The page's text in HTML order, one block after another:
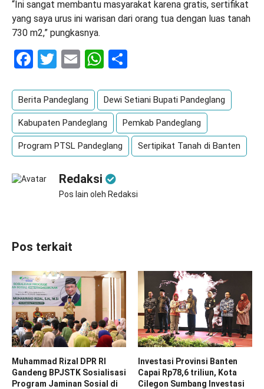
“Ini sangat membantu masyarakat karena gratis, sertifikat
yang saya urus ini warisan dari orang tua dengan luas tanah
730 m2,” pungkasnya.
Facebook
Twitter
EmailWhatsApp
Berita Pandeglang Dewi Setiani Bupati Pandeglang
Kabupaten Pandeglang Pemkab Pandeglang
Program PTSL Pandeglang Sertipikat Tanah di Banten
Redaksi
Pos lain oleh Redaksi
Pos terkait
Muhammad Rizal DPR RI
Gandeng BPJSTK Sosialisasi
Program Jaminan Sosial di
Investasi Provinsi Banten
Capai Rp78,6 triliun, Kota
Cilegon Sumbang Investasi